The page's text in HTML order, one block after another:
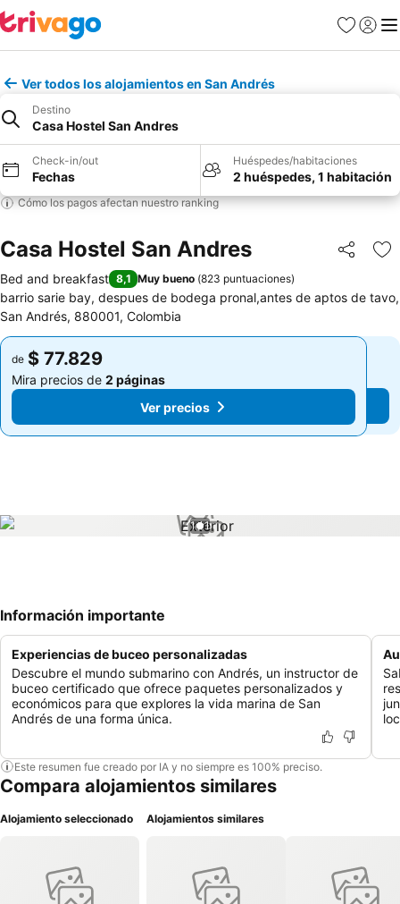
Favoritos
Iniciar
Ver todos los alojamientos en San Andrés
Destino
Casa Hostel San Andres
Check-in/out
Fechas
Huéspedes/habitaciones
2 huéspedes, 1 habitación
Cómo los pagos afectan nuestro ranking
Casa Hostel San Andres Compartir
Bed and breakfast 8,1 Muy bueno (823 puntuaciones)
barrio sarie bay, despues de bodega pronal,antes de aptos de tavo,
San Andrés, 880001, Colombia
de $ 77.829
Mira precios de 2 páginas
Ver precios
de $ 77.829
Mira precios de 2 páginas
Ver precios
1 / 1
Información importante
Experiencias de buceo personalizadas
Descubre el mundo submarino con Andrés, un instructor de
buceo certificado que ofrece paquetes personalizados y
económicos para que explores la vida marina de San
Andrés de una forma única.
Este resumen fue creado por IA y no siempre es 100% preciso.
Compara alojamientos similares
Alojamiento seleccionado Alojamientos similares